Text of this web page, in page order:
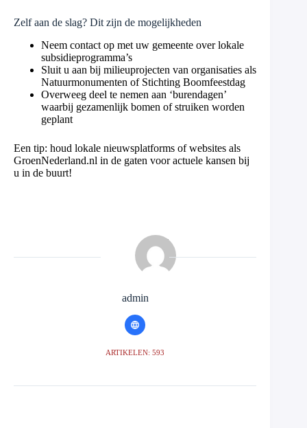
Zelf aan de slag? Dit zijn de mogelijkheden
Neem contact op met uw gemeente over lokale
subsidieprogramma’s
Sluit u aan bij milieuprojecten van organisaties als
Natuurmonumenten of Stichting Boomfeestdag
Overweeg deel te nemen aan ‘burendagen’
waarbij gezamenlijk bomen of struiken worden
geplant
Een tip: houd lokale nieuwsplatforms of websites als
GroenNederland.nl in de gaten voor actuele kansen bij
u in de buurt!
admin
ARTIKELEN: 593